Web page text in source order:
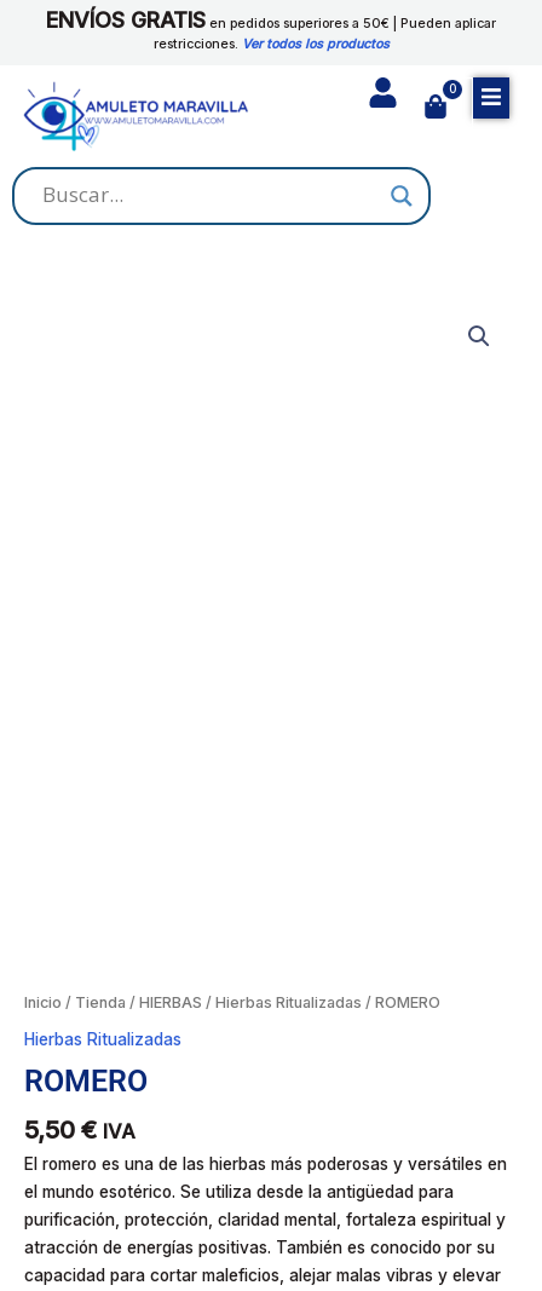
ENVÍOS GRATIS en pedidos superiores a 50€ | Pueden aplicar
restricciones. Ver todos los productos
0
Cart
Inicio / Tienda / HIERBAS / Hierbas Ritualizadas / ROMERO
Hierbas Ritualizadas
ROMERO
5,50 € IVA
El romero es una de las hierbas más poderosas y versátiles en
el mundo esotérico. Se utiliza desde la antigüedad para
purificación, protección, claridad mental, fortaleza espiritual y
atracción de energías positivas. También es conocido por su
capacidad para cortar maleficios, alejar malas vibras y elevar